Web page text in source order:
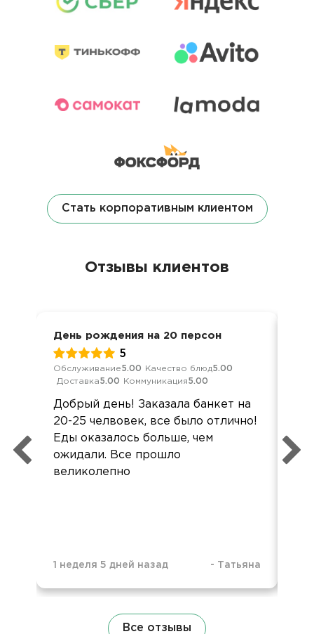
Стать корпоративным клиентом
Отзывы клиентов
День рождения на 20 персон
5
Обслуживание5.00 Качество блюд5.00
Доставка5.00 Коммуникация5.00
Добрый день! Заказала банкет на
20-25 челвовек, все было отлично!
Еды оказалось больше, чем
ожидали. Все прошло
великолепно
1 неделя 5 дней назад - Татьяна
Все отзывы